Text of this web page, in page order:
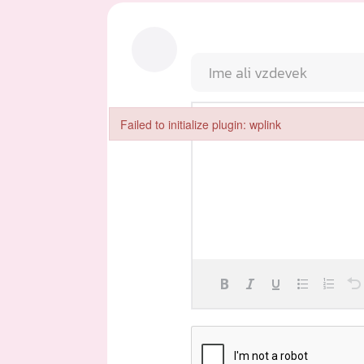
Failed to initialize plugin: wplink
Failed to initialize plugin: wplink